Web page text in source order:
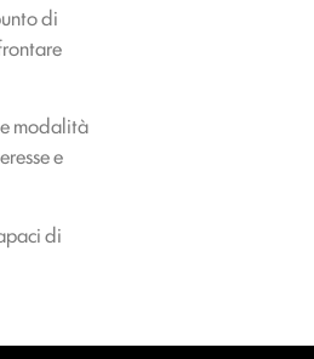
di
modalità
e
di